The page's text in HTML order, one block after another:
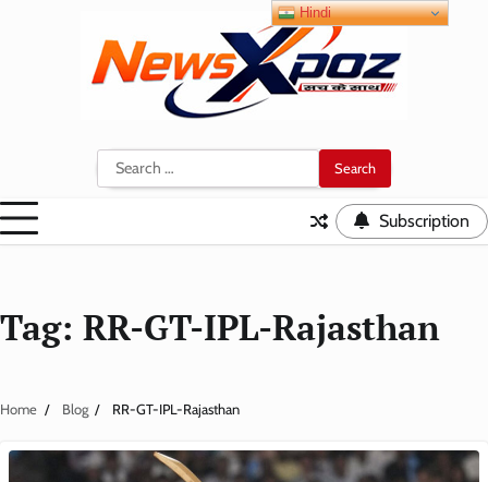
Search
for:
Subscription
Tag: RR-GT-IPL-Rajasthan
Home Blog RR-GT-IPL-Rajasthan
Hindi